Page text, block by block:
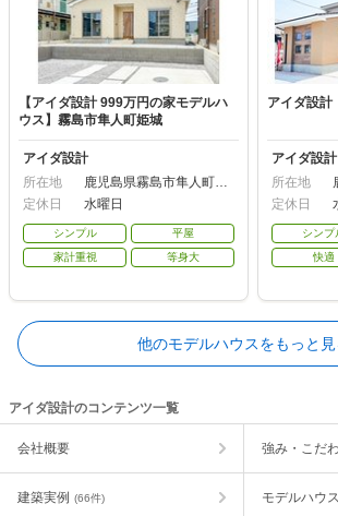
【アイダ設計 999万円の家モデルハ
ウス】霧島市隼人町姫城
アイダ設計
所在地
鹿児島県霧島市隼人町姫
城592-2
定休日 水曜日
シンプル
平屋
家計重視
等身大
アイダ設
アイダ設計
所在地
定休日
シンプ
快適
他のモデルハウスをもっと見
アイダ設計のコンテンツ一覧
会社概要 強み・こだ
建築実例 (66件) モデルハウス